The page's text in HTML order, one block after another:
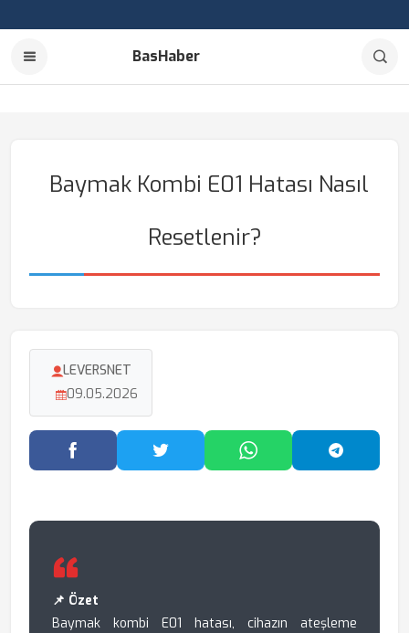
BasHaber
Baymak Kombi E01 Hatası Nasıl
Resetlenir?
LEVERSNET
09.05.2026
Facebook'ta PaylaşTwitter'da PaylaşWhatsApp'ta Paylaş
📌 Özet
Baymak kombi E01 hatası, cihazın ateşleme